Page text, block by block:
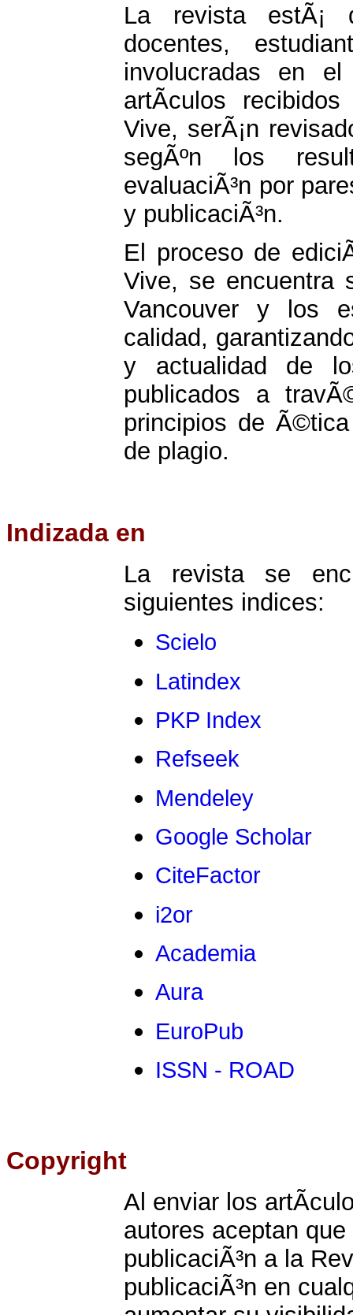
La revista estÃ¡
docentes,
involucradas en
artÃ­culos
Vive, serÃ¡n
segÃºn los
evaluaciÃ³n por
y publicaciÃ³n.
El proceso de
Vive, se encuentra
Vancouver y los
calidad,
y actualidad de
publicados a
principios de
de plagio.
Indizada en
La revista se
siguientes indices:
Scielo
Latindex
PKP Index
Refseek
Mendeley
Google Scholar
CiteFactor
i2or
Academia
Aura
EuroPub
ISSN - ROAD
Copyright
Al enviar los
autores aceptan
publicaciÃ³n a la
publicaciÃ³n en